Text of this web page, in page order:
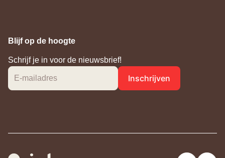
Blijf op de hoogte
Schrijf je in voor de nieuwsbrief!
E-mailadres Inschrijven